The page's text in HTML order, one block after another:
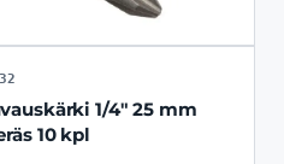
1/4" 25 mm
10 kpl